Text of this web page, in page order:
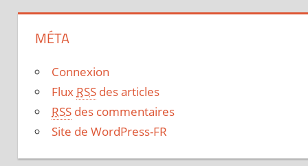
MÉTA
Connexion
Flux RSS des articles
RSS des commentaires
Site de WordPress-FR